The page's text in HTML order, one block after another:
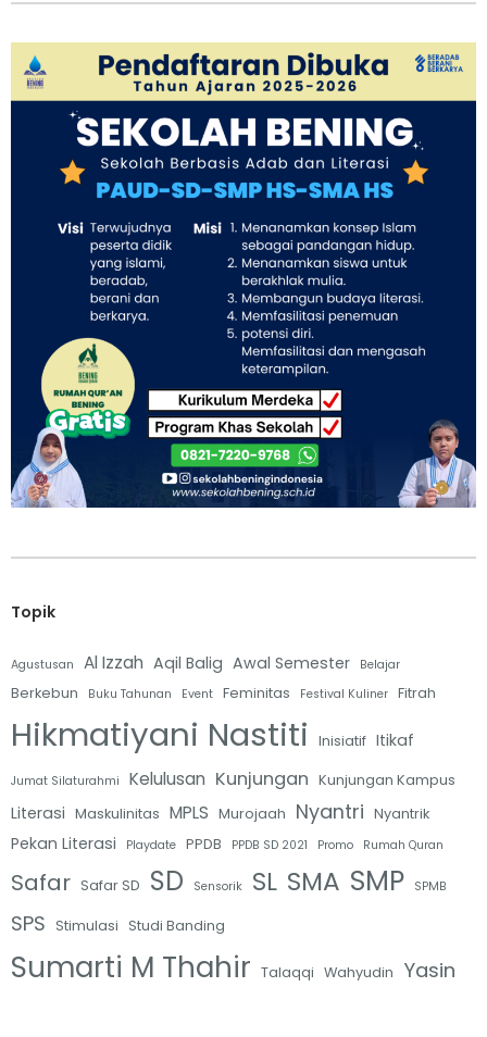
Topik
Agustusan Al Izzah Aqil Balig Awal Semester Belajar
Berkebun Buku Tahunan Event Feminitas Festival Kuliner Fitrah
Hikmatiyani Nastiti Inisiatif Itikaf
Jumat Silaturahmi Kelulusan Kunjungan Kunjungan Kampus
Literasi Maskulinitas MPLS Murojaah Nyantri Nyantrik
Pekan Literasi Playdate PPDB PPDB SD 2021 Promo Rumah Quran
Safar Safar SD SD Sensorik SL SMA SMP SPMB
SPS Stimulasi Studi Banding
Sumarti M Thahir Talaqqi Wahyudin Yasin